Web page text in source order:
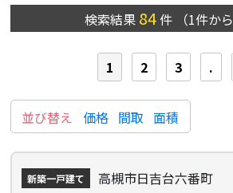
検索結果 84 件 （1件から
1 2 3 .
並び替え 価格 間取 面積
新築一戸建て 高槻市日吉台六番町